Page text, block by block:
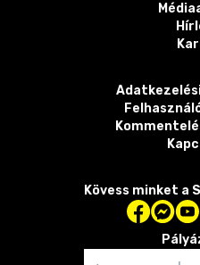
Kövess minket a